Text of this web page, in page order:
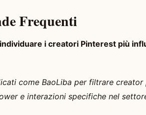
Frequenti
i creatori Pinterest più
come BaoLiba per filtrare creator
e interazioni specifiche nel